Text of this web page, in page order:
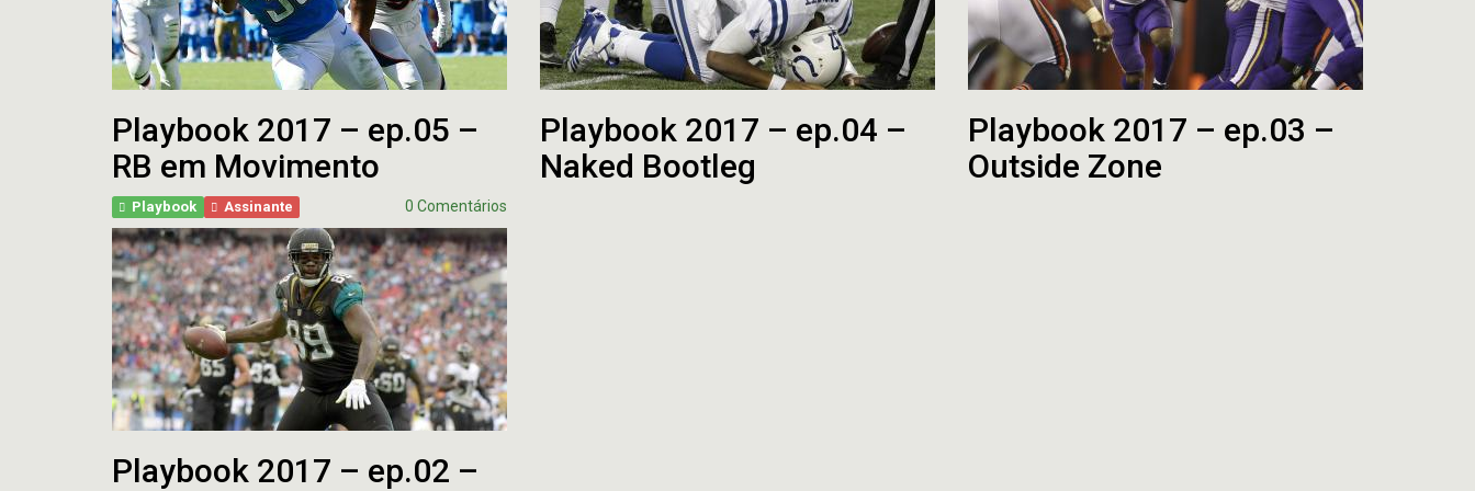
Playbook 2017 – ep.05 –
RB em Movimento
Playbook 2017 – ep.04 –
Naked Bootleg
Playbook 2017 – ep.03 –
Outside Zone
Playbook Assinante 0 Comentários
Playbook 2017 – ep.02 –